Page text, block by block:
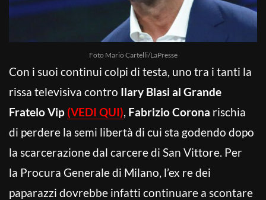
Foto Mario Cartelli/LaPresse
Con i suoi continui colpi di testa, uno tra i tanti la
rissa televisiva contro Ilary Blasi al Grande
Fratelo Vip (VEDI QUI), Fabrizio Corona rischia
di perdere la semi libertà di cui sta godendo dopo
la scarcerazione dal carcere di San Vittore. Per
la Procura Generale di Milano, l’ex re dei
paparazzi dovrebbe infatti continuare a scontare